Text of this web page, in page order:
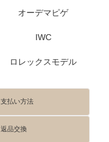
オーデマピゲ
IWC
ロレックスモデル
支払い方法
返品交換